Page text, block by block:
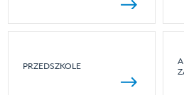
PRZEDSZKOLE